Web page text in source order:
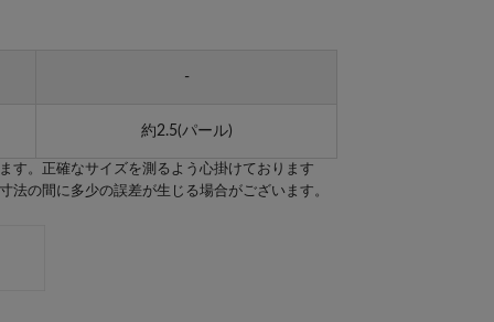
-
約2.5(パール)
す。正確なサイズを測るよう心掛けております
法の間に多少の誤差が生じる場合がございます。